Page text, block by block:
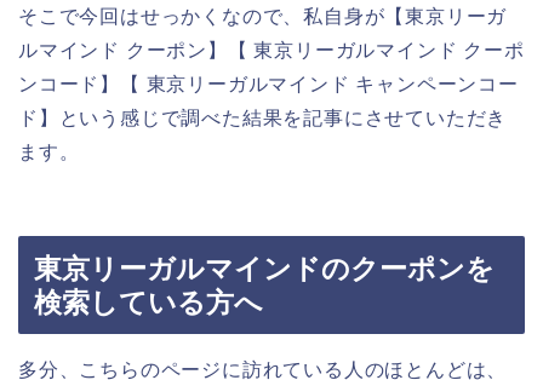
そこで今回はせっかくなので、私自身が【東京リーガ
ルマインド クーポン】【 東京リーガルマインド クーポ
ンコード】【 東京リーガルマインド キャンペーンコー
ド】という感じで調べた結果を記事にさせていただき
ます。
東京リーガルマインドのクーポンを
検索している方へ
多分、こちらのページに訪れている人のほとんどは、